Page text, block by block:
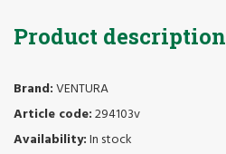
Product description
Brand:VENTURA
Article code:294103v
Availability:In stock